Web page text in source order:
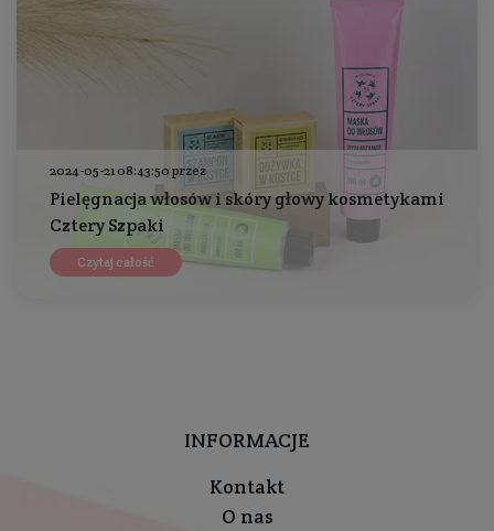
2024-05-21 08:43:50 przez
Pielęgnacja włosów i skóry głowy kosmetykami
Cztery Szpaki
Czytaj całość
INFORMACJE
Kontakt
O nas